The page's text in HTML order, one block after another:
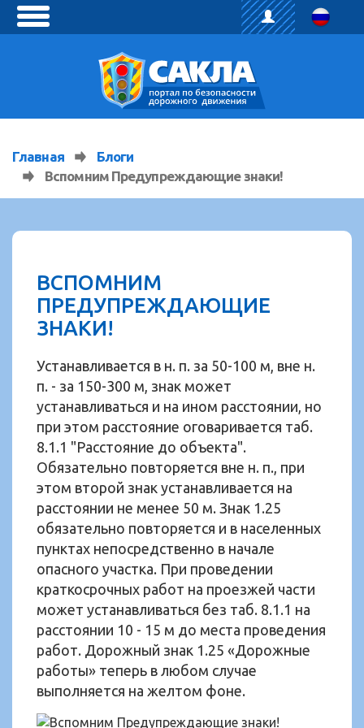
toggle
Главная
Блоги
Вспомним Предупреждающие знаки!
ВСПОМНИМ
ПРЕДУПРЕЖДАЮЩИЕ
ЗНАКИ!
Устанавливается в н. п. за 50-100 м, вне н.
п. - за 150-300 м, знак может
устанавливаться и на ином расстоянии, но
при этом расстояние оговаривается таб.
8.1.1 "Расстояние до объекта".
Обязательно повторяется вне н. п., при
этом второй знак устанавливается на
расстоянии не менее 50 м. Знак 1.25
обязательно повторяется и в населенных
пунктах непосредственно в начале
опасного участка. При проведении
краткосрочных работ на проезжей части
может устанавливаться без таб. 8.1.1 на
расстоянии 10 - 15 м до места проведения
работ. Дорожный знак 1.25 «Дорожные
работы» теперь в любом случае
выполняется на желтом фоне.